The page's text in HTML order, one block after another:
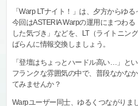
「Warp LTナイト！」は、夕方からゆ
今回はASTERIA Warpの運用にまつわ
した気づき」などを、LT（ライトニン
ばらんに情報交換しましょう。
「登壇はちょっとハードル高い…」と
フランクな雰囲気の中で、普段なかな
てみませんか？
Warpユーザー同士、ゆるくつながりま